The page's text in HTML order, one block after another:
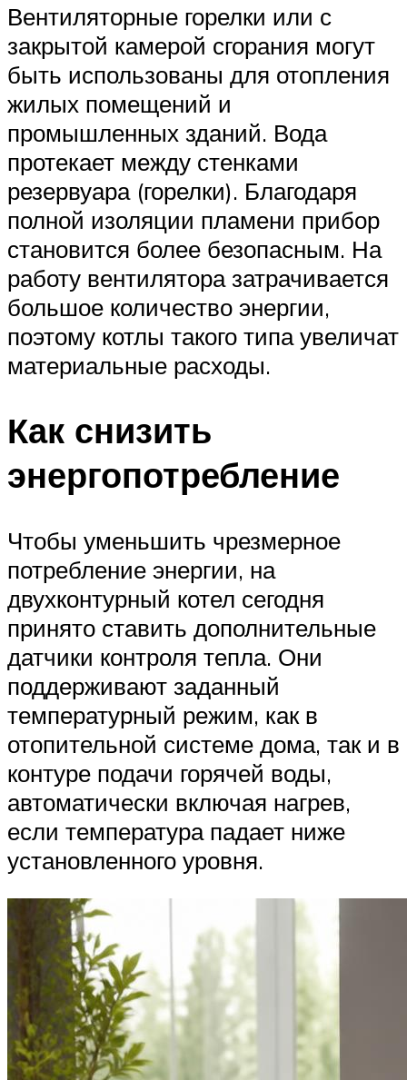
Вентиляторные горелки или с
закрытой камерой сгорания могут
быть использованы для отопления
жилых помещений и
промышленных зданий. Вода
протекает между стенками
резервуара (горелки). Благодаря
полной изоляции пламени прибор
становится более безопасным. На
работу вентилятора затрачивается
большое количество энергии,
поэтому котлы такого типа увеличат
материальные расходы.
Как снизить
энергопотребление
Чтобы уменьшить чрезмерное
потребление энергии, на
двухконтурный котел сегодня
принято ставить дополнительные
датчики контроля тепла. Они
поддерживают заданный
температурный режим, как в
отопительной системе дома, так и в
контуре подачи горячей воды,
автоматически включая нагрев,
если температура падает ниже
установленного уровня.